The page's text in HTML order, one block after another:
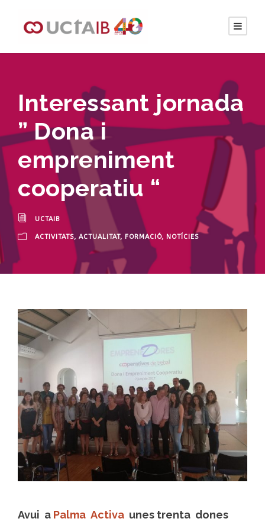
Interessant jornada
” Dona i
empreniment
cooperatiu “
UCTAIB
ACTIVITATS, ACTUALITAT, FORMACIÓ, NOTÍCIES
Avui a Palma Activa unes trenta dones